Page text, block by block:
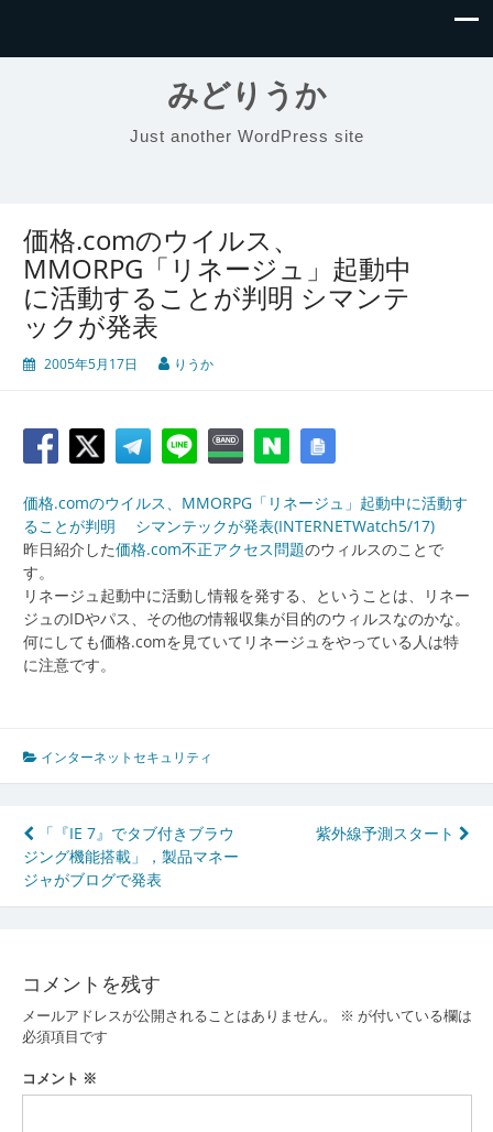
みどりうか
Just another WordPress site
価格.comのウイルス、
MMORPG「リネージュ」起動中
に活動することが判明 シマンテ
ックが発表
2005年5月17日 りうか
価格.comのウイルス、MMORPG「リネージュ」起動中に活動す
ることが判明 シマンテックが発表(INTERNETWatch5/17)
昨日紹介した価格.com不正アクセス問題のウィルスのことで
す。
リネージュ起動中に活動し情報を発する、ということは、リネー
ジュのIDやパス、その他の情報収集が目的のウィルスなのかな。
何にしても価格.comを見ていてリネージュをやっている人は特
に注意です。
インターネットセキュリティ
投
稿
ナ
ゲ
ー
シ
ョ
「『IE 7』でタブ付きブラウ
ジング機能搭載」，製品マネー
ジャがブログで発表
紫外線予測スタート
コメントを残す
メールアドレスが公開されることはありません。 ※ が付いている欄は
必須項目です
コメント ※